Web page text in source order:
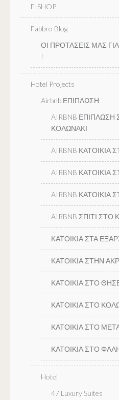
E-SHOP
Fabbro Blog
ΟΙ ΠΡΟΤΑΣΕΙΣ ΜΑΣ
!
Hotel Projects
Airbnb ΕΠΙΠΛΩΣΗ
AIRBNB ΕΠΙΠΛΩΣΗ
ΚΟΛΩΝΑΚΙ
AIRBNB ΚΑΤΟΙΚΙΑ
AIRBNB ΚΑΤΟΙΚΙΑ
AIRBNB ΚΑΤΟΙΚΙΑ
AIRBNB ΣΠΙΤΙ
ΚΑΤΟΙΚΙΑ ΣΤΑ
ΚΑΤΟΙΚΙΑ ΣΤΗΝ
ΚΑΤΟΙΚΙΑ ΣΤΟ
ΚΑΤΟΙΚΙΑ ΣΤΟ
ΚΑΤΟΙΚΙΑ ΣΤΟ
ΚΑΤΟΙΚΙΑ ΣΤΟ
Hotel
47 Luxury Suites